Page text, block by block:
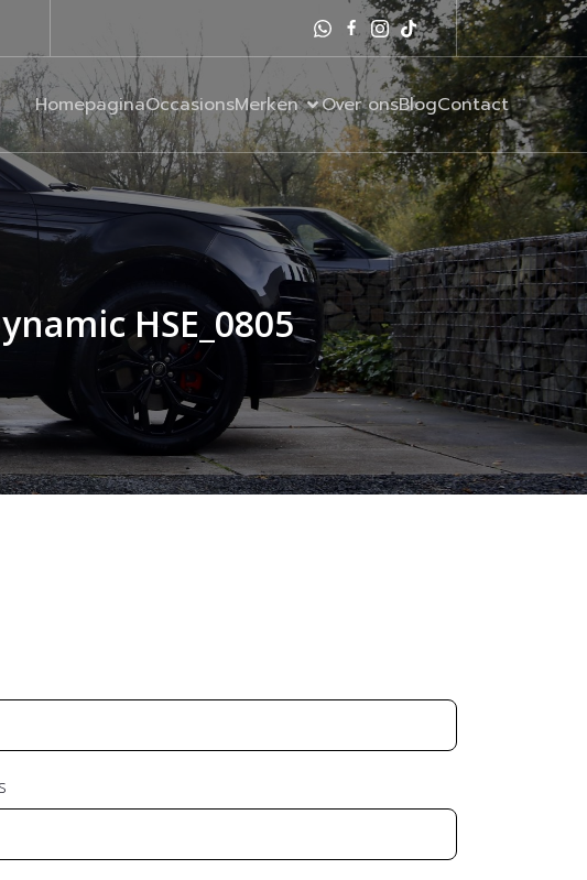
HomepaginaOccasionsMerken Over onsBlogContact
HSE_0805